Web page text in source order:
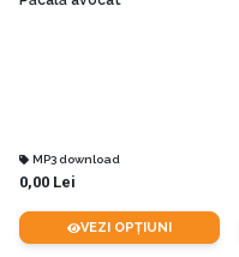
MP3 download
0,00 Lei
VEZI OPȚIUNI